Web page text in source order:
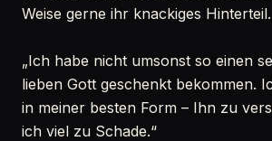
Weise gerne ihr knackiges Hinterteil.
„Ich habe nicht umsonst so einen
lieben Gott geschenkt bekommen.
in meiner besten Form – Ihn zu
ich viel zu Schade.“